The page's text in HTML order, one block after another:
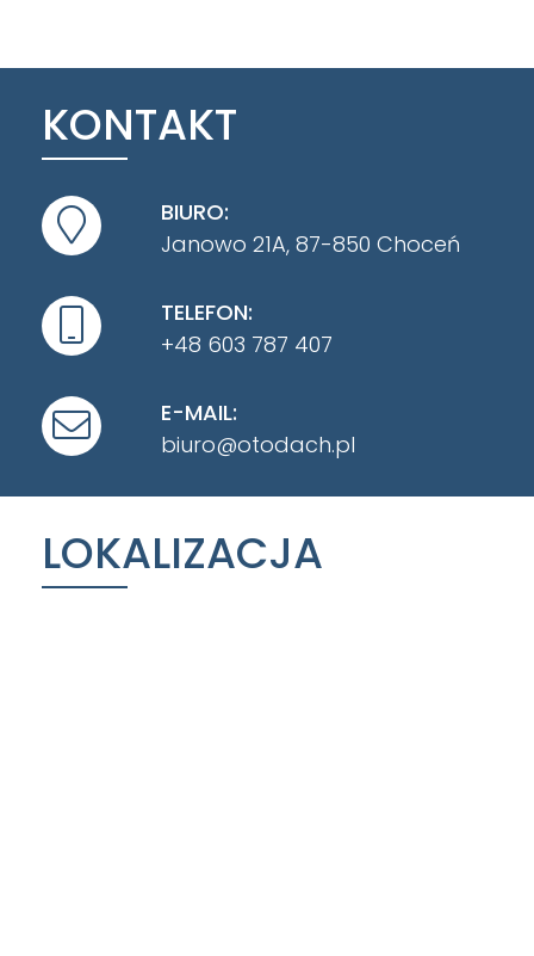
KONTAKT
BIURO:
Janowo 21A, 87-850 Choceń
TELEFON:
+48 603 787 407
E-MAIL:
biuro@otodach.pl
LOKALIZACJA